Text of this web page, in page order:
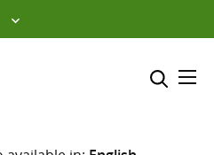
Sélectionner l’emplacement